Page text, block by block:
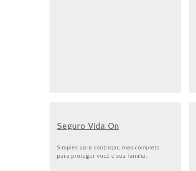
Seguro Vida On
Simples para contratar, mas completo
para proteger você e sua família.